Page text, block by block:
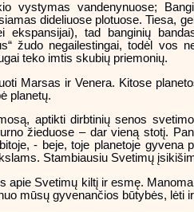
vystymas vandenynuose;
dideliuose plotuose. Tiesa,
ekspansijai), tad banginių
žudo negailestingai, todėl vos
teko imtis skubių priemonių.
Marsas ir Venera. Kitose
planetų.
aptikti dirbtinių senos
žieduose – dar vieną stotį.
- beje, toje planetoje gyvena
Stambiausiu Svetimų
apie Svetimų kiltį ir esmę.
mūsų gyvenančios būtybės, lėti